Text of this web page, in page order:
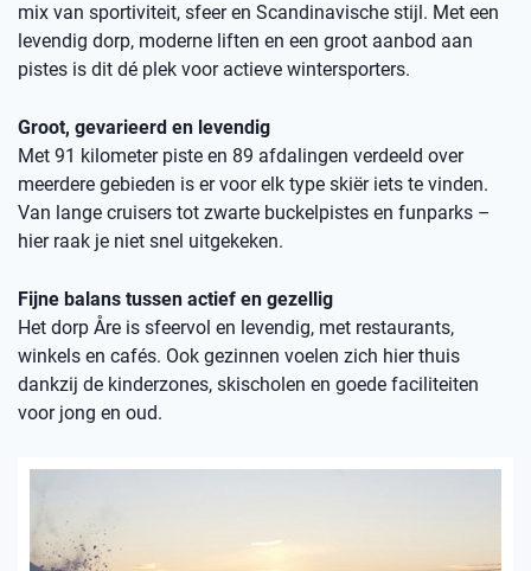
mix van sportiviteit, sfeer en Scandinavische stijl. Met een
levendig dorp, moderne liften en een groot aanbod aan
pistes is dit dé plek voor actieve wintersporters.
Groot, gevarieerd en levendig
Met 91 kilometer piste en 89 afdalingen verdeeld over
meerdere gebieden is er voor elk type skiër iets te vinden.
Van lange cruisers tot zwarte buckelpistes en funparks –
hier raak je niet snel uitgekeken.
Fijne balans tussen actief en gezellig
Het dorp Åre is sfeervol en levendig, met restaurants,
winkels en cafés. Ook gezinnen voelen zich hier thuis
dankzij de kinderzones, skischolen en goede faciliteiten
voor jong en oud.